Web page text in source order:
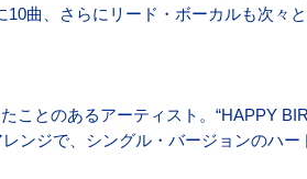
10曲、さらにリード・ボーカルも次々
ことのあるアーティスト。“HAPPY
ンジで、シングル・バージョンのハー